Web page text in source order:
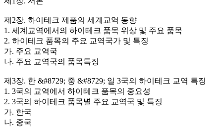
제2장. 하이테크 제품의 세계교역 동향
1. 세계교역에서의 하이테크 품목 위상 및 주요 품목
2. 하이테크 품목의 주요 교역국가 및 특징
가. 주요 교역국
나. 주요 교역국의 품목특징
제3장. 한 &#8729; 중 &#8729; 일 3국의 하이테크 교역 특징
1. 3국의 교역에서 하이테크 품목의 중요성
2. 3국의 하이테크 품목별 주요 교역국 및 특징
가. 한국
나. 중국